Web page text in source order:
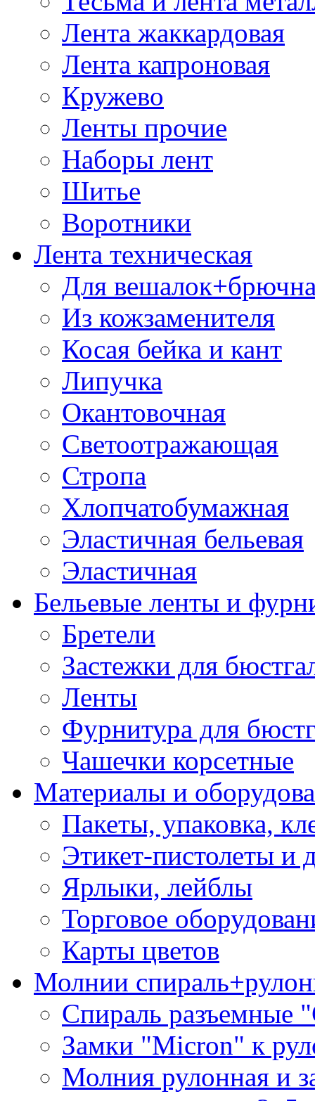
Лента жаккардовая
Лента капроновая
Кружево
Ленты прочие
Наборы лент
Шитье
Воротники
Лента техническая
Для
Из кожзаменителя
Косая бейка и кант
Липучка
Окантовочная
Светоотражающая
Стропа
Хлопчатобумажная
Эластичная бельевая
Эластичная
Бельевые ленты и
Бретели
Застежки для
Ленты
Фурнитура для
Чашечки корсетные
Материалы и
Пакеты, упаковка,
Этикет-пистолеты и
Ярлыки, лейблы
Торговое
Карты цветов
Молнии
Спираль разъемные
Замки "Micron" к
Молния рулонная и